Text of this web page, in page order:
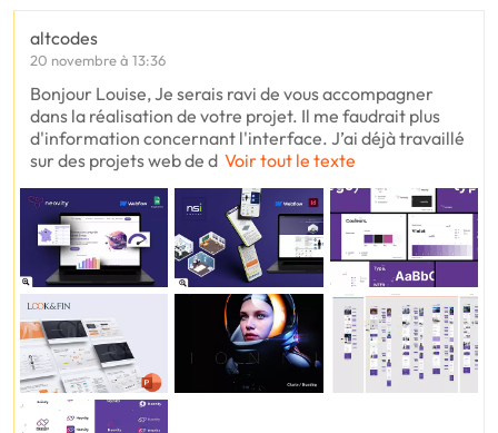
altcodes
20 novembre à 13:36
Bonjour Louise, Je serais ravi de vous accompagner
dans la réalisation de votre projet. Il me faudrait plus
d'information concernant l'interface. J’ai déjà travaillé
sur des projets web de d Voir tout le texte